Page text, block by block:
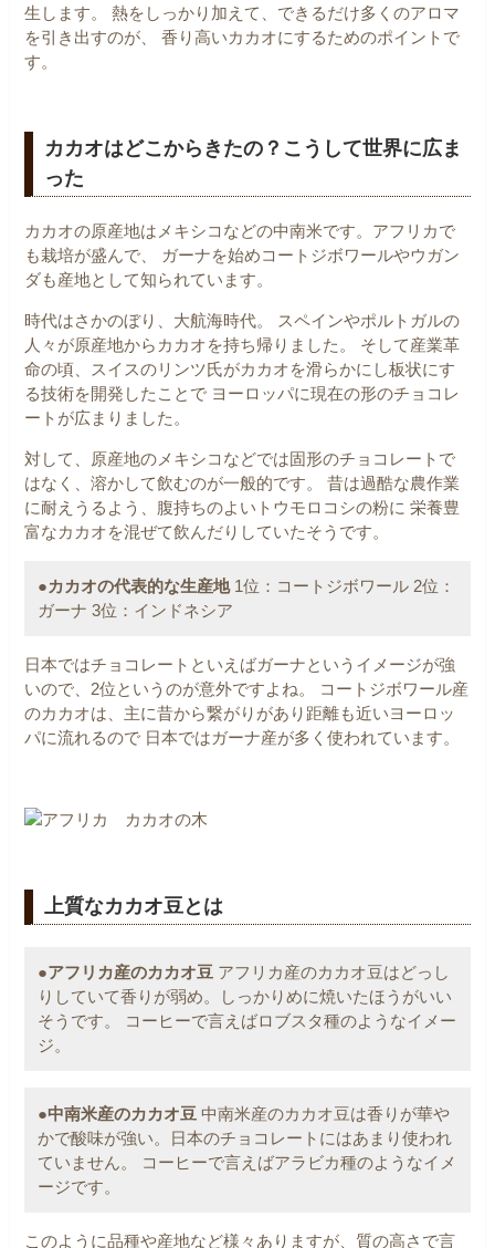
生します。
熱をしっかり加えて、できるだけ多くのアロマ
を引き出すのが、
香り高いカカオにするためのポイントで
す。
カカオはどこからきたの？こうして世界に広ま
った
カカオの原産地はメキシコなどの中南米です。アフリカで
も栽培が盛んで、
ガーナを始めコートジボワールやウガン
ダも産地として知られています。
時代はさかのぼり、大航海時代。
スペインやポルトガルの
人々が原産地からカカオを持ち帰りました。
そして産業革
命の頃、スイスのリンツ氏がカカオを滑らかにし板状にす
る技術を開発したことで ヨーロッパに現在の形のチョコレ
ートが広まりました。
対して、原産地のメキシコなどでは固形のチョコレートで
はなく、溶かして飲むのが一般的です。
昔は過酷な農作業
に耐えうるよう、腹持ちのよいトウモロコシの粉に 栄養豊
富なカカオを混ぜて飲んだりしていたそうです。
●カカオの代表的な生産地1位：コートジボワール 2位：
ガーナ 3位：インドネシア
日本ではチョコレートといえばガーナというイメージが強
いので、2位というのが意外ですよね。
コートジボワール産
のカカオは、主に昔から繋がりがあり距離も近いヨーロッ
パに流れるので 日本ではガーナ産が多く使われています。
上質なカカオ豆とは
●アフリカ産のカカオ豆 アフリカ産のカカオ豆はどっし
りしていて香りが弱め。しっかりめに焼いたほうがいい
そうです。
コーヒーで言えばロブスタ種のようなイメー
ジ。
●中南米産のカカオ豆 中南米産のカカオ豆は香りが華や
かで酸味が強い。日本のチョコレートにはあまり使われ
ていません。
コーヒーで言えばアラビカ種のようなイメ
ージです。
このように品種や産地など様々ありますが、質の高さで言